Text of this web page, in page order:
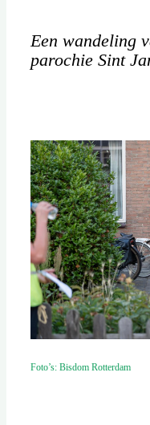
Een wandeling
parochie Sint
Foto’s: Bisdom Rotterdam